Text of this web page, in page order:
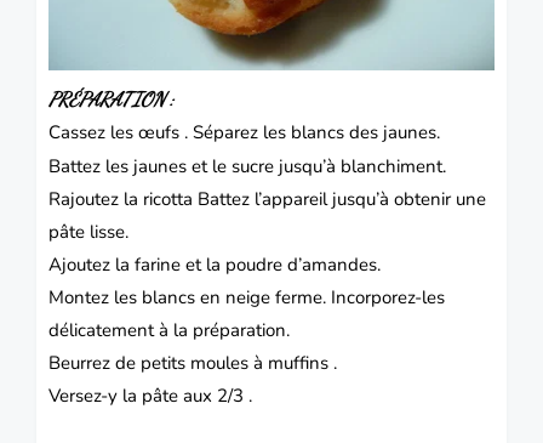
PRÉPARATION :
Cassez les œufs . Séparez les blancs des jaunes.
Battez les jaunes et le sucre jusqu’à blanchiment.
Rajoutez la ricotta Battez l’appareil jusqu’à obtenir une
pâte lisse.
Ajoutez la farine et la poudre d’amandes.
Montez les blancs en neige ferme. Incorporez-les
délicatement à la préparation.
Beurrez de petits moules à muffins .
Versez-y la pâte aux 2/3 .